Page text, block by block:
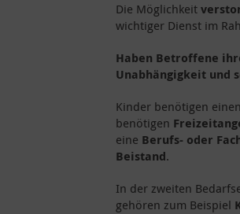
Die Möglichkeit
wichtiger Dienst im
Haben Betroffene
Unabhängigkeit und
Kinder benötigen
benötigen
eine Berufs- oder
Beistand.
In der zweiten
gehören zum Beispiel